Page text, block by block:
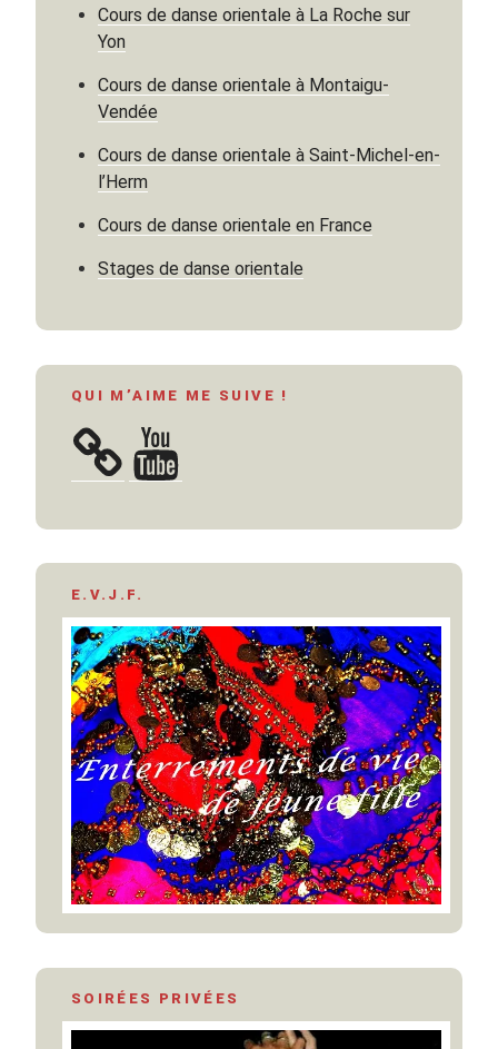
un
? »
Cours de danse orientale à La Roche sur
Yon
Cours de danse orientale à Montaigu-
Vendée
Cours de danse orientale à Saint-Michel-en-
l’Herm
Cours de danse orientale en France
Stages de danse orientale
QUI M’AIME ME SUIVE !
YouTube
E.V.J.F.
SOIRÉES PRIVÉES